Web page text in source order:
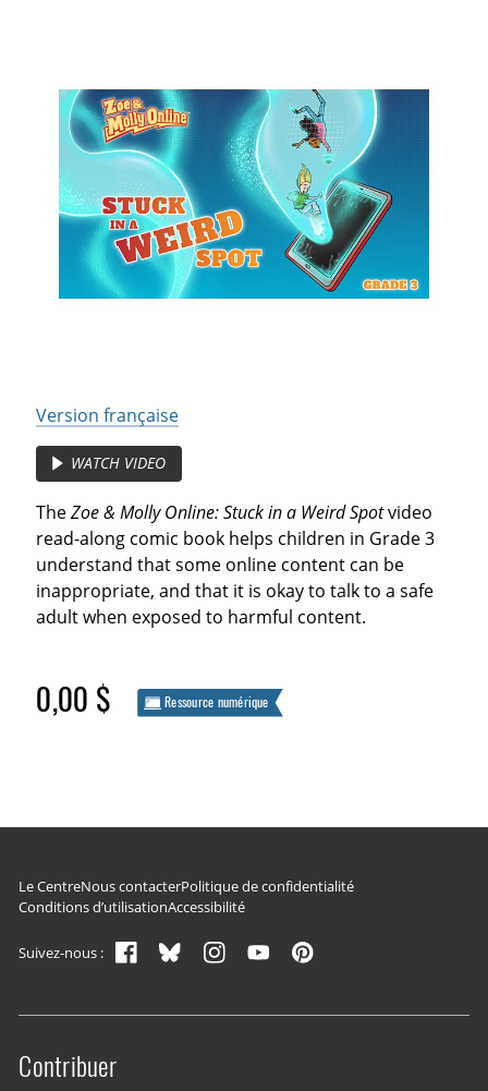
Version française
WATCH VIDEO
TheZoe & Molly Online: Stuck in a Weird Spotvideo
read-along comic book helps children in Grade 3
understand that some online content can be
inappropriate, and that it is okay to talk to a safe
adult when exposed to harmful content.
0,00 $ Ressource numérique
Navigation du pied de page
Le CentreNous contacterPolitique de confidentialité
Conditions d’utilisationAccessibilité
Suivez-nous :
Site menu
Contribuer